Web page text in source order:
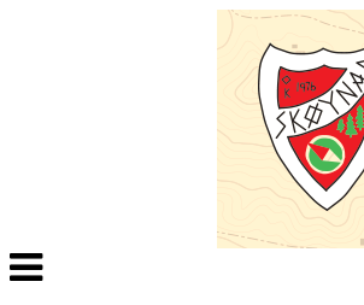
Veksle
navigasjon